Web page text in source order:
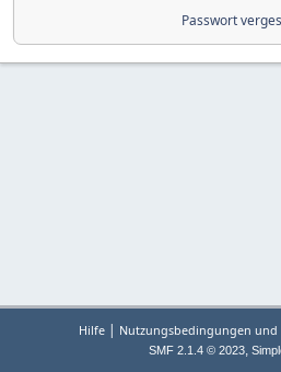
Passwort
Hilfe | Nutzungsbedingungen und
SMF 2.1.4 © 2023,